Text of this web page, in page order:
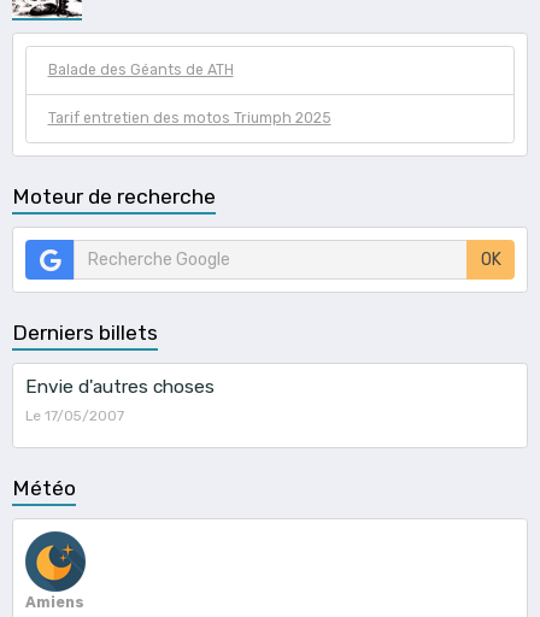
Balade des Géants de ATH
Tarif entretien des motos Triumph 2025
Moteur de recherche
OK
Derniers billets
Envie d'autres choses
Le 17/05/2007
Météo
Amiens